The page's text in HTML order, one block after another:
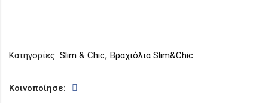
Κατηγορίες: Slim & Chic, Βραχιόλια Slim&Chic
Κοινοποίησε: